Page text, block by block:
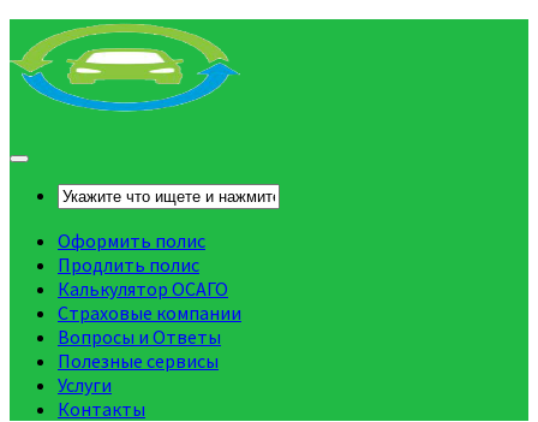
Оформить полис
Продлить полис
Калькулятор ОСАГО
Страховые компании
Вопросы и Ответы
Полезные сервисы
Услуги
Контакты